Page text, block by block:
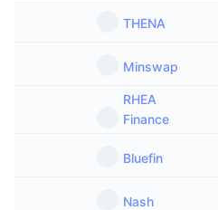
THENA
Minswap
RHEA
Finance
Bluefin
Nash